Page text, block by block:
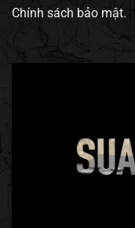
Chính sách bảo mật.